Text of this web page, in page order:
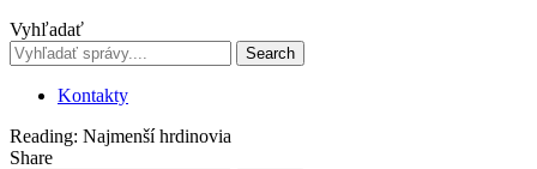
Vyhľadať
Kontakty
Reading: Najmenší hrdinovia
Share